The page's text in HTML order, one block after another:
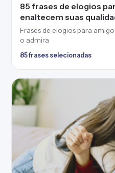
85 frases de elogios
enaltecem suas
Frases de elogios para
o admira
85 frases selecionadas